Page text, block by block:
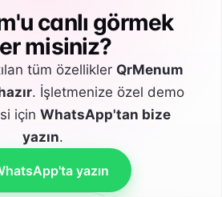
canlı görmek
misiniz?
tüm özellikler QrMenum
. İşletmenize özel demo
için WhatsApp'tan bize
yazın.
yazın